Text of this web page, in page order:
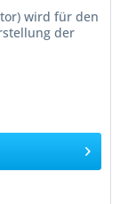
wird für den
der